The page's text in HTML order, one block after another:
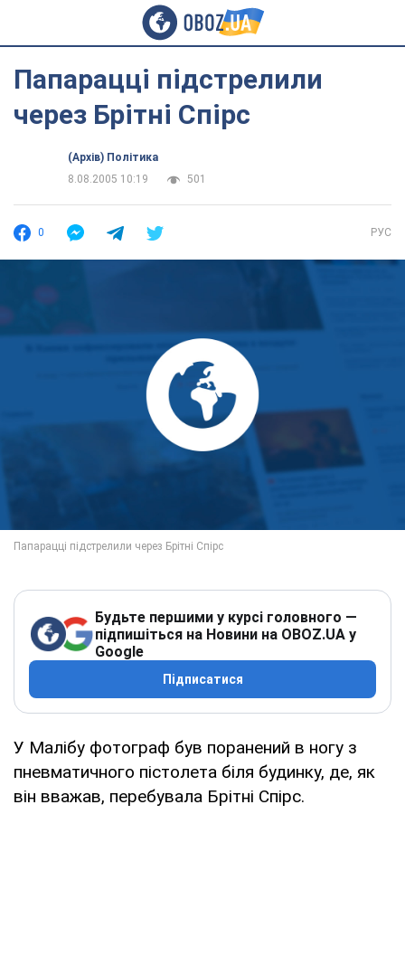
Папарацці підстрелили
через Брітні Спірс
(Архів) Політика
8.08.2005 10:19
501
0 РУС
Будьте першими у курсі головного —
підпишіться на Новини на OBOZ.UA у
Google
Підписатися
У Малібу фотограф був поранений в ногу з
пневматичного пістолета біля будинку, де, як
він вважав, перебувала Брітні Спірс.